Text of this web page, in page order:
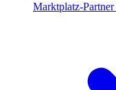
Marktplatz-Partner